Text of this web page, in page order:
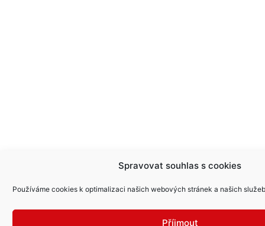
Spravovat souhlas s cookies
Používáme cookies k optimalizaci našich webových stránek a našich
Příjmout